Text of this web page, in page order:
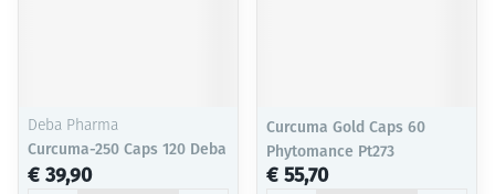
Deba Pharma
Curcuma-250 Caps 120 Deba
€ 39,90
Curcuma Gold Caps 60
Phytomance Pt273
€ 55,70